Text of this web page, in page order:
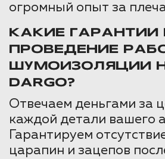
огромный опыт за
КАКИЕ ГАРАНТИИ
ПРОВЕДЕНИЕ
ШУМОИЗОЛЯЦИИ
DARGO?
Отвечаем деньгами за
каждой детали вашего
Гарантируем
царапин и зацепов